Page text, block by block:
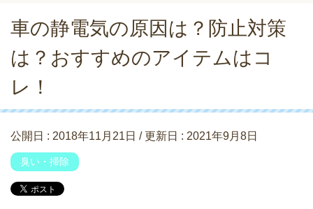
車の静電気の原因は？防止対策
は？おすすめのアイテムはコ
レ！
公開日 : 2018年11月21日 / 更新日 : 2021年9月8日
臭い・掃除